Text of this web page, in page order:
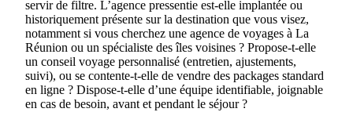
servir de filtre. L’agence pressentie est‑elle implantée ou
historiquement présente sur la destination que vous visez,
notamment si vous cherchez une agence de voyages à La
Réunion ou un spécialiste des îles voisines ? Propose‑t‑elle
un conseil voyage personnalisé (entretien, ajustements,
suivi), ou se contente‑t‑elle de vendre des packages standard
en ligne ? Dispose‑t‑elle d’une équipe identifiable, joignable
en cas de besoin, avant et pendant le séjour ?